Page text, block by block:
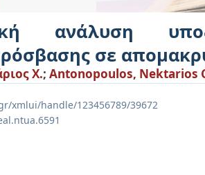
ανάλυση
σε
Χ.; Antonopoulos, Nektarios
xmlui/handle/123456789/39672